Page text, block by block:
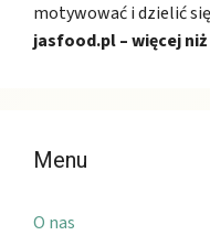
motywować i dzielić
jasfood.pl – więcej
Menu
O nas